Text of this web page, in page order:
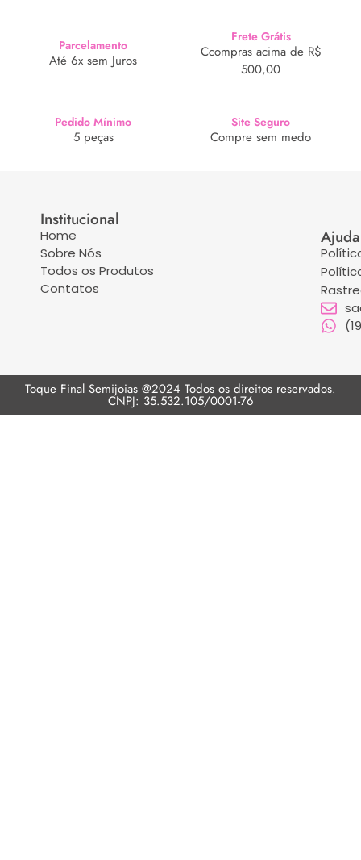
Parcelamento
Até 6x sem Juros
Frete Grátis
Ccompras acima de R$
500,00
Pedido Mínimo
5 peças
Site Seguro
Compre sem medo
Institucional
Home
Sobre Nós
Todos os Produtos
Contatos
Ajuda
Toque Final Semijoias @2024 Todos os direitos reservados.
CNPJ: 35.532.105/0001-76